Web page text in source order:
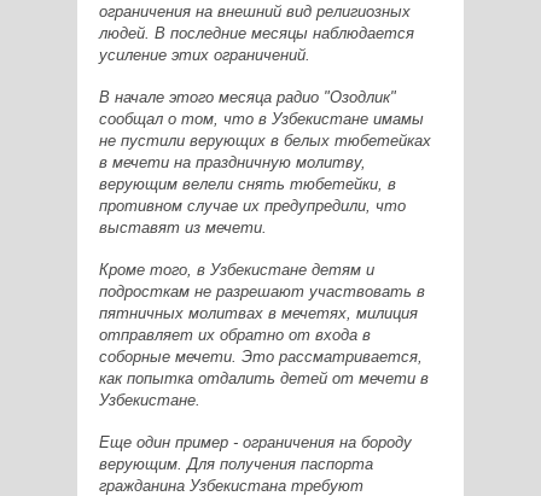
ограничения на внешний вид религиозных
людей. В последние месяцы наблюдается
усиление этих ограничений.
В начале этого месяца радио "Озодлик"
сообщал о том, что в Узбекистане имамы
не пустили верующих в белых тюбетейках
в мечети на праздничную молитву,
верующим велели снять тюбетейки, в
противном случае их предупредили, что
выставят из мечети.
Кроме того, в Узбекистане детям и
подросткам не разрешают участвовать в
пятничных молитвах в мечетях, милиция
отправляет их обратно от входа в
соборные мечети. Это рассматривается,
как попытка отдалить детей от мечети в
Узбекистане.
Еще один пример - ограничения на бороду
верующим. Для получения паспорта
гражданина Узбекистана требуют